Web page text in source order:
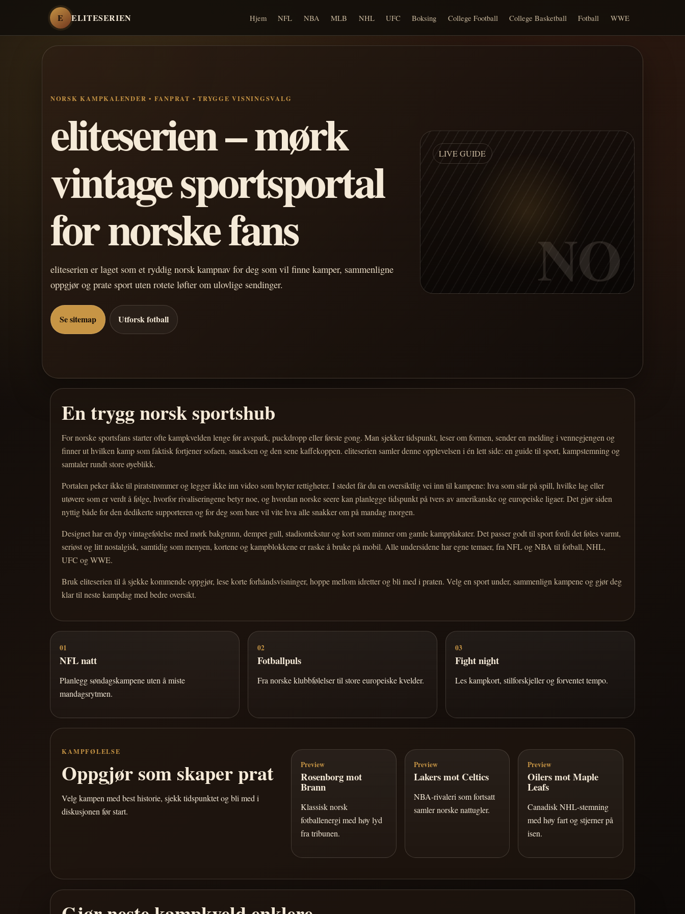
E ELITESERIEN Hjem NFL NBA MLB NHL UFC Boksing College Football College Basketball Fotball WWE
NORSK KAMPKALENDER • FANPRAT • TRYGGE VISNINGSVALG
eliteserien – mørk
vintage sportsportal
for norske fans
eliteserien er laget som et ryddig norsk kampnav for deg som vil finne kamper, sammenligne
oppgjør og prate sport uten rotete løfter om ulovlige sendinger.
Se sitemap Utforsk fotball
LIVE GUIDE
NO
En trygg norsk sportshub
For norske sportsfans starter ofte kampkvelden lenge før avspark, puckdropp eller første gong. Man sjekker tidspunkt, leser om formen, sender en melding i vennegjengen og
finner ut hvilken kamp som faktisk fortjener sofaen, snacksen og den sene kaffekoppen. eliteserien samler denne opplevelsen i én lett side: en guide til sport, kampstemning og
samtaler rundt store øyeblikk.
Portalen peker ikke til piratstrømmer og legger ikke inn video som bryter rettigheter. I stedet får du en oversiktlig vei inn til kampene: hva som står på spill, hvilke lag eller
utøvere som er verdt å følge, hvorfor rivaliseringene betyr noe, og hvordan norske seere kan planlegge tidspunkt på tvers av amerikanske og europeiske ligaer. Det gjør siden
nyttig både for den dedikerte supporteren og for deg som bare vil vite hva alle snakker om på mandag morgen.
Designet har en dyp vintagefølelse med mørk bakgrunn, dempet gull, stadiontekstur og kort som minner om gamle kampplakater. Det passer godt til sport fordi det føles varmt,
seriøst og litt nostalgisk, samtidig som menyen, kortene og kampblokkene er raske å bruke på mobil. Alle undersidene har egne temaer, fra NFL og NBA til fotball, NHL,
UFC og WWE.
Bruk eliteserien til å sjekke kommende oppgjør, lese korte forhåndsvisninger, hoppe mellom idretter og bli med i praten. Velg en sport under, sammenlign kampene og gjør deg
klar til neste kampdag med bedre oversikt.
01
NFL natt
Planlegg søndagskampene uten å miste
mandagsrytmen.
02
Fotballpuls
Fra norske klubbfølelser til store europeiske kvelder.
03
Fight night
Les kampkort, stilforskjeller og forventet tempo.
KAMPFØLELSE
Oppgjør som skaper prat
Velg kampen med best historie, sjekk tidspunktet og bli med i
diskusjonen før start.
Preview
Rosenborg mot
Brann
Klassisk norsk
fotballenergi med høy lyd
fra tribunen.
Preview
Lakers mot Celtics
NBA-rivaleri som fortsatt
samler norske nattugler.
Preview
Oilers mot Maple
Leafs
Canadisk NHL-stemning
med høy fart og stjerner på
isen.